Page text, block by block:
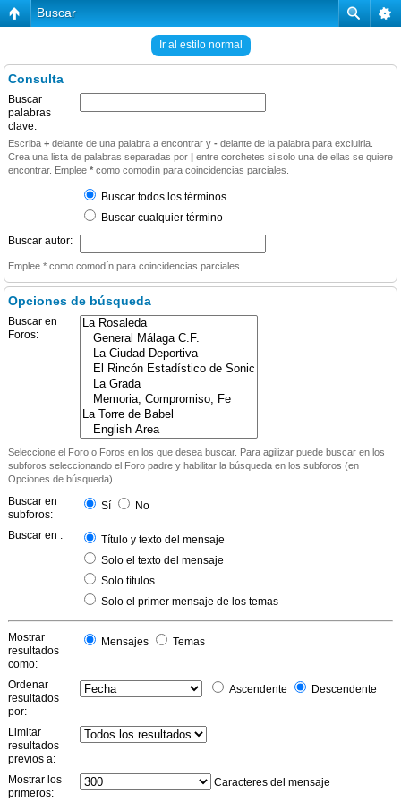
Buscar
Ir al estilo normal
Consulta
Buscar
palabras
clave:
Escriba + delante de una palabra a encontrar y - delante de la palabra para excluirla.
Crea una lista de palabras separadas por | entre corchetes si solo una de ellas se quiere
encontrar. Emplee * como comodín para coincidencias parciales.
Buscar todos los términos
Buscar cualquier término
Buscar autor:
Emplee * como comodín para coincidencias parciales.
Opciones de búsqueda
Buscar en
Foros:
Seleccione el Foro o Foros en los que desea buscar. Para agilizar puede buscar en los
subforos seleccionando el Foro padre y habilitar la búsqueda en los subforos (en
Opciones de búsqueda).
Buscar en
subforos:
Sí No
Buscar en :
Título y texto del mensaje
Solo el texto del mensaje
Solo títulos
Solo el primer mensaje de los temas
Mostrar
resultados
como:
Mensajes Temas
Ordenar
resultados
por:
Ascendente Descendente
Limitar
resultados
previos a:
Mostrar los
primeros:
Caracteres del mensaje